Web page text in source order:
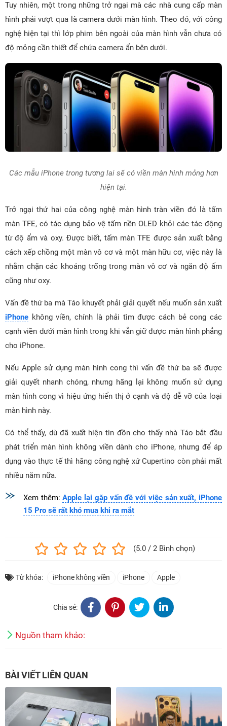
Tuy nhiên, một trong những trở ngại mà các nhà cung cấp màn
hình phải vượt qua là camera dưới màn hình. Theo đó, với công
nghệ hiện tại thì lớp phim bên ngoài của màn hình vẫn chưa có
độ mỏng cần thiết để chứa camera ẩn bên dưới.
Các mẫu iPhone trong tương lai sẽ có viền màn hình mỏng hơn
hiện tại.
Trở ngại thứ hai của công nghệ màn hình tràn viền đó là tấm
màn TFE, có tác dụng bảo vệ tấm nền OLED khỏi các tác động
từ độ ẩm và oxy. Được biết, tấm màn TFE được sản xuất bằng
cách xếp chồng một màn vô cơ và một màn hữu cơ, việc này là
nhằm chặn các khoảng trống trong màn vô cơ và ngăn độ ẩm
cũng như oxy.
Vấn đề thứ ba mà Táo khuyết phải giải quyết nếu muốn sản xuất
iPhone không viền, chính là phải tìm được cách bẻ cong các
cạnh viền dưới màn hình trong khi vẫn giữ được màn hình phẳng
cho iPhone.
Nếu Apple sử dụng màn hình cong thì vấn đề thứ ba sẽ được
giải quyết nhanh chóng, nhưng hãng lại không muốn sử dụng
màn hình cong vì hiệu ứng hiển thị ở cạnh và độ dễ vỡ của loại
màn hình này.
Có thể thấy, dù đã xuất hiện tin đồn cho thấy nhà Táo bắt đầu
phát triển màn hình không viền dành cho iPhone, nhưng để áp
dụng vào thực tế thì hãng công nghệ xứ Cupertino còn phải mất
nhiều năm nữa.
Xem thêm:Apple lại gặp vấn đề với việc sản xuất, iPhone
15 Pro sẽ rất khó mua khi ra mắt
(5.0 / 2 Bình chọn)
Từ khóa: iPhone không viền iPhone Apple
Chia sẻ:
Nguồn tham khảo:
BÀI VIẾT LIÊN QUAN